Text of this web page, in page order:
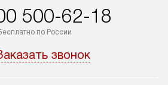
при
служба
найти на нашем
500-62-18
по России
звонок